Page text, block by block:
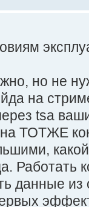
но не
на
tsa
ТОТЖЕ
Работать
данные из